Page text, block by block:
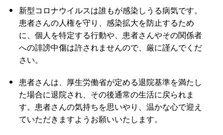
新型コロナウイルスは誰もが感染しうる病気です。
患者さんの人権を守り、感染拡大を防止するため
に、個人を特定する行動や、患者さんやその関係者
への誹謗中傷は許されませんので、厳に謹んでくだ
さい。
患者さんは、厚生労働省が定める退院基準を満たし
た場合に退院され、その後通常の生活に戻られま
す。患者さんの気持ちを思いやり、温かな心で迎え
ていただきますようお願いいたします。